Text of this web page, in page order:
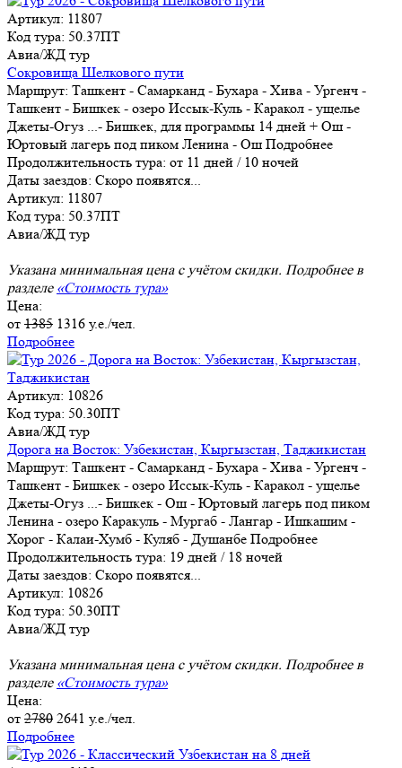
Артикул: 11807
Код тура: 50.37ПТ
Авиа/ЖД тур
Сокровища Шелкового пути
Маршрут: Ташкент - Самарканд - Бухара - Хива - Ургенч -
Ташкент - Бишкек - озеро Иссык-Куль - Каракол - ущелье
Джеты-Огуз
- Бишкек, для программы 14 дней + Ош -
Юртовый лагерь под пиком Ленина - Ош Подробнее
Продолжительность тура: от 11 дней / 10 ночей
Даты заездов: Скоро появятся...
Артикул: 11807
Код тура: 50.37ПТ
Авиа/ЖД тур
Указана минимальная цена с учётом скидки. Подробнее в
разделе «Стоимость тура»
Цена:
от 1385 1316 у.е./чел.
Подробнее
Артикул: 10826
Код тура: 50.30ПТ
Авиа/ЖД тур
Дорога на Восток: Узбекистан, Кыргызстан, Таджикистан
Маршрут: Ташкент - Самарканд - Бухара - Хива - Ургенч -
Ташкент - Бишкек - озеро Иссык-Куль - Каракол - ущелье
Джеты-Огуз
- Бишкек - Ош - Юртовый лагерь под пиком
Ленина - озеро Каракуль - Мургаб - Лангар - Ишкашим -
Хорог - Калаи-Хумб - Куляб - Душанбе Подробнее
Продолжительность тура: 19 дней / 18 ночей
Даты заездов: Скоро появятся...
Артикул: 10826
Код тура: 50.30ПТ
Авиа/ЖД тур
Указана минимальная цена с учётом скидки. Подробнее в
разделе «Стоимость тура»
Цена:
от 2780 2641 у.е./чел.
Подробнее